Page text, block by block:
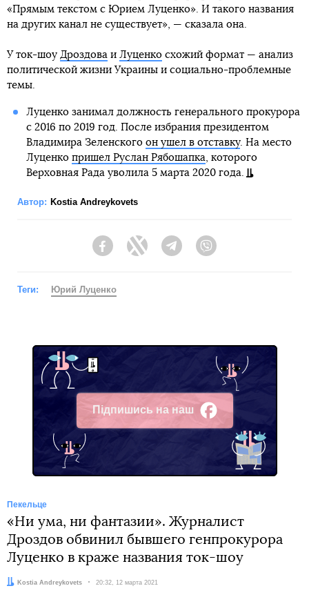
«Прямым текстом с Юрием Луценко». И такого названия
на других канал не существует», — сказала она.
У ток-шоу Дроздова и Луценко схожий формат — анализ
политической жизни Украины и социально-проблемные
темы.
Луценко занимал должность генерального прокурора
с 2016 по 2019 год. После избрания президентом
Владимира Зеленского он ушел в отставку. На место
Луценко пришел Руслан Рябошапка , которого
Верховная Рада уволила 5 марта 2020 года.
Автор: Kostia Andreykovets
FacebookTwitter Telegram
Теги: Юрий Луценко
Підпишись на наш
Facebook
Пекельце
«Ни ума, ни фантазии». Журналист
Дроздов обвинил бывшего генпрокурора
Луценко в краже названия ток-шоу
Автор:Kostia Andreykovets Дата:
20:32, 12 марта 2021